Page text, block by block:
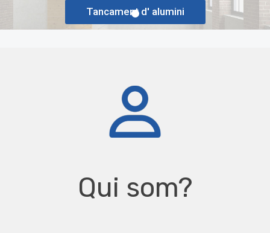
Tancament d' alumini
Qui som?